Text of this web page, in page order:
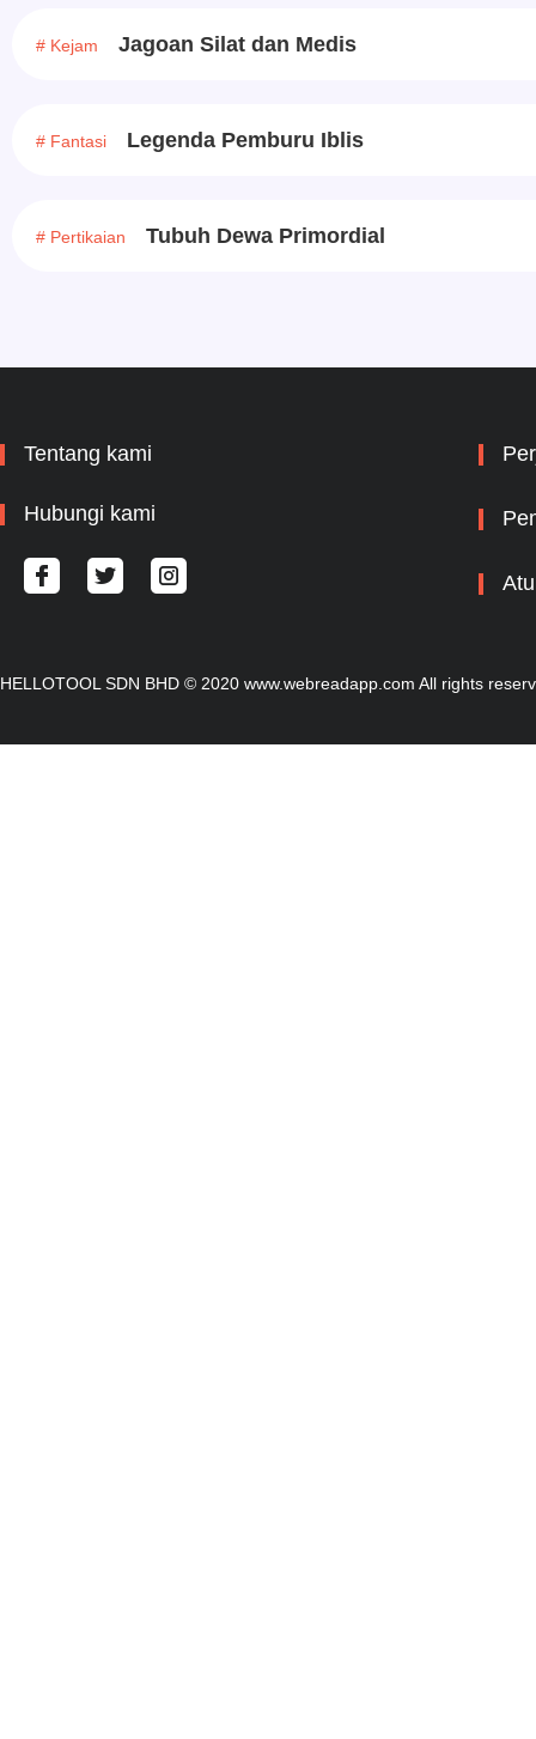
# Kejam Jagoan Silat dan Medis
# Fantasi Legenda Pemburu Iblis
# Pertikaian Tubuh Dewa Primordial
Tentang kami
Hubungi kami
HELLOTOOL SDN BHD © 2020 www.webreadapp.com All rights